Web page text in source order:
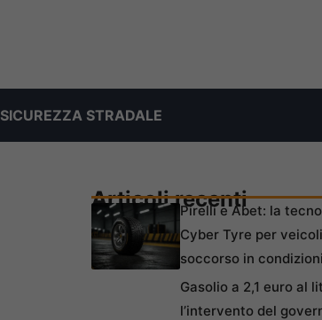
SICUREZZA STRADALE
Articoli recenti
Pirelli e Abet: la
Cyber Tyre per
soccorso in
Gasolio a 2,1 euro al
l’intervento del